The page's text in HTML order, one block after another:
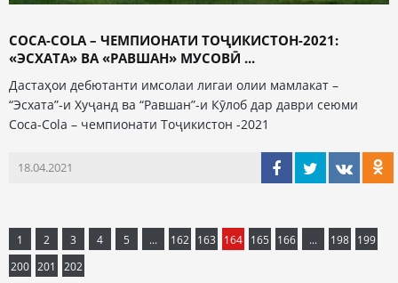
COCA-COLA – ЧЕМПИОНАТИ ТОҶИКИСТОН-2021:
«ЭСХАТА» ВА «РАВШАН» МУСОВӢ ...
Дастаҳои дебютанти имсолаи лигаи олии мамлакат –
“Эсхата”-и Хуҷанд ва “Равшан”-и Кӯлоб дар даври сеюми
Coca-Cola – чемпионати Тоҷикистон -2021
18.04.2021
1 2 3 4 5 ... 162 163 164 165 166 ... 198 199
200 201 202